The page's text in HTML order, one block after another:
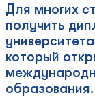
Для многих
получить
который
образования.